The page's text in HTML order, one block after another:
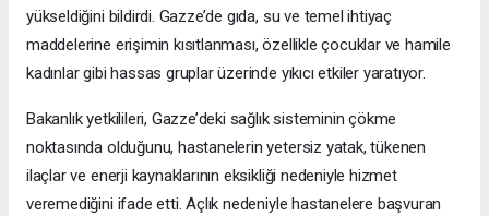
yükseldiğini bildirdi. Gazze’de gıda, su ve temel ihtiyaç
maddelerine erişimin kısıtlanması, özellikle çocuklar ve hamile
kadınlar gibi hassas gruplar üzerinde yıkıcı etkiler yaratıyor.
Bakanlık yetkilileri, Gazze’deki sağlık sisteminin çökme
noktasında olduğunu, hastanelerin yetersiz yatak, tükenen
ilaçlar ve enerji kaynaklarının eksikliği nedeniyle hizmet
veremediğini ifade etti. Açlık nedeniyle hastanelere başvuran